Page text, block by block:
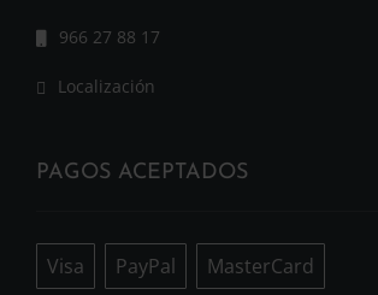
966 27 88 17
Localización
PAGOS ACEPTADOS
Visa PayPal MasterCard